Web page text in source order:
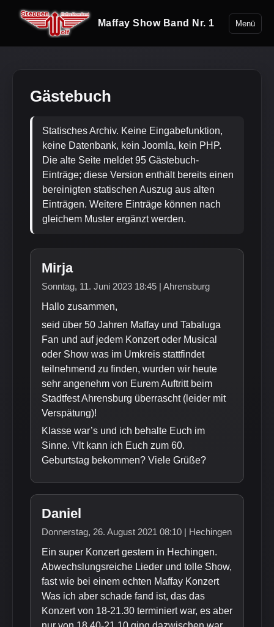
Maffay Show Band Nr. 1 Menü
Gästebuch
Statisches Archiv. Keine Eingabefunktion,
keine Datenbank, kein Joomla, kein PHP.
Die alte Seite meldet 95 Gästebuch-
Einträge; diese Version enthält bereits einen
bereinigten statischen Auszug aus alten
Einträgen. Weitere Einträge können nach
gleichem Muster ergänzt werden.
Mirja
Sonntag, 11. Juni 2023 18:45 | Ahrensburg
Hallo zusammen,
seid über 50 Jahren Maffay und Tabaluga
Fan und auf jedem Konzert oder Musical
oder Show was im Umkreis stattfindet
teilnehmend zu finden, wurden wir heute
sehr angenehm von Eurem Auftritt beim
Stadtfest Ahrensburg überrascht (leider mit
Verspätung)!
Klasse war’s und ich behalte Euch im
Sinne. Vlt kann ich Euch zum 60.
Geburtstag bekommen? Viele Grüße?
Daniel
Donnerstag, 26. August 2021 08:10 | Hechingen
Ein super Konzert gestern in Hechingen.
Abwechslungsreiche Lieder und tolle Show,
fast wie bei einem echten Maffay Konzert
Was ich aber schade fand ist, das das
Konzert von 18-21.30 terminiert war, es aber